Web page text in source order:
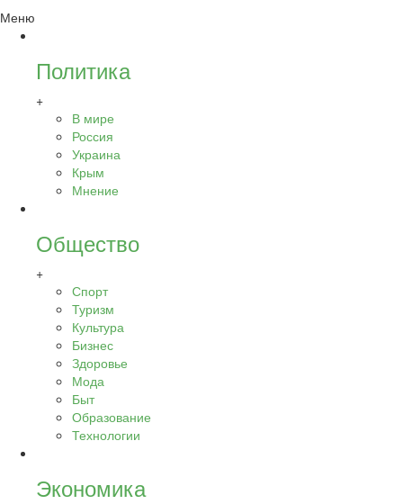
Меню
Политика
+
В мире
Россия
Украина
Крым
Мнение
Общество
+
Спорт
Туризм
Культура
Бизнес
Здоровье
Мода
Быт
Образование
Технологии
Экономика